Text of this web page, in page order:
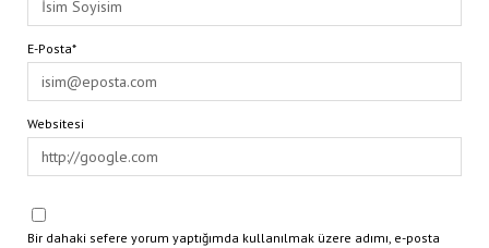
E-Posta*
Websitesi
Bir dahaki sefere yorum yaptığımda kullanılmak üzere adımı, e-posta